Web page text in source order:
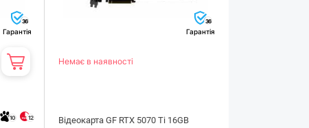
36
Гарантія
10 12
36
Гарантія
Немає в наявності
Відеокарта GF RTX 5070 Ti 16GB